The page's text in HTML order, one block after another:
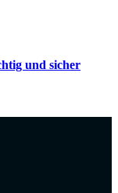
und sicher